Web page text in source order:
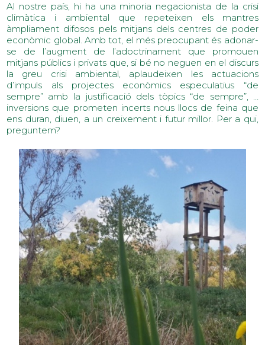
Al nostre país, hi ha una minoria negacionista de la crisi
climàtica i ambiental que repeteixen els mantres
àmpliament difosos pels mitjans dels centres de poder
econòmic global. Amb tot, el més preocupant és adonar-
se de l’augment de l’adoctrinament que promouen
mitjans públics i privats que, si bé no neguen en el discurs
la greu crisi ambiental, aplaudeixen les actuacions
d’impuls als projectes econòmics especulatius “de
sempre” amb la justificació dels tòpics “de sempre”, …
inversions que prometen incerts nous llocs de feina que
ens duran, diuen, a un creixement i futur millor. Per a qui,
preguntem?